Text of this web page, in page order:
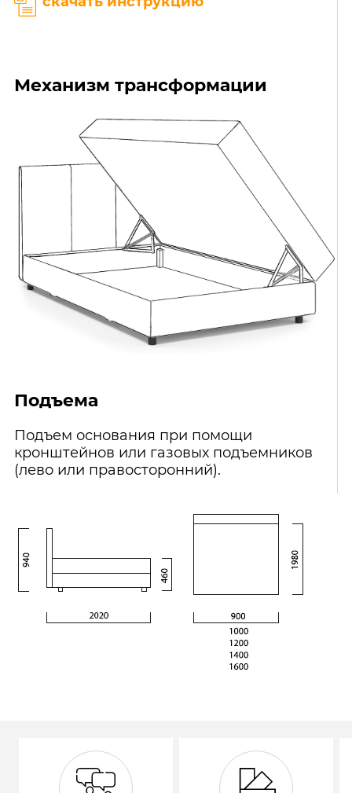
Механизм трансформации
Подъема
Подъем основания при помощи
кронштейнов или газовых подъемников
(лево или правосторонний).